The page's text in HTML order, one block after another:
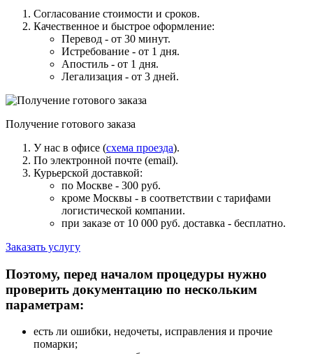
Согласование стоимости и сроков.
Качественное и быстрое оформление:
Перевод - от 30 минут.
Истребование - от 1 дня.
Апостиль - от 1 дня.
Легализация - от 3 дней.
Получение готового заказа
У нас в офисе (схема проезда).
По электронной почте (email).
Курьерской доставкой:
по Москве - 300 руб.
кроме Москвы - в соответствии с тарифами
логистической компании.
при заказе от 10 000 руб. доставка - бесплатно.
Заказать услугу
Поэтому, перед началом процедуры нужно
проверить документацию по нескольким
параметрам:
есть ли ошибки, недочеты, исправления и прочие
помарки;